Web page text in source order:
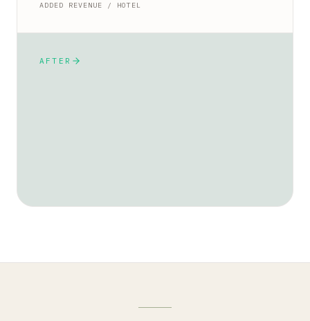
ADDED REVENUE / HOTEL
AFTER